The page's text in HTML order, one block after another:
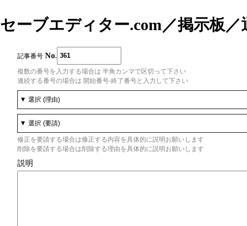
セーブエディター.com／掲示板／
記事番号 No
複数の番号を入力する場合は 半角カンマで区切って下さい
連続する番号の場合は 開始番号-終了番号と入力して下さい
修正を要請する場合は修正する内容を具体的に説明お願いします
削除を要請する場合は削除する理由を具体的に説明お願いします
説明